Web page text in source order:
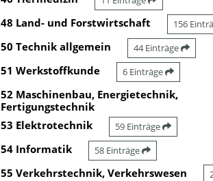
48 Land- und Forstwirtschaft 156
50 Technik allgemein 44 Einträge
51 Werkstoffkunde 6 Einträge
52 Maschinenbau, Energietechnik,
Fertigungstechnik
53 Elektrotechnik 59 Einträge
54 Informatik 58 Einträge
55 Verkehrstechnik, Verkehrswesen